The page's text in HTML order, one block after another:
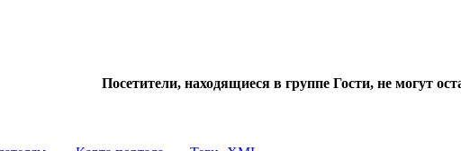
Посетители, находящиеся в группе Гости, не могут